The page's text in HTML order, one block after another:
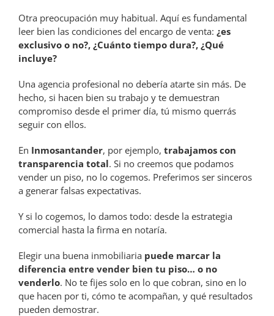
Otra preocupación muy habitual. Aquí es fundamental
leer bien las condiciones del encargo de venta: ¿es
exclusivo o no?, ¿Cuánto tiempo dura?, ¿Qué
incluye?
Una agencia profesional no debería atarte sin más. De
hecho, si hacen bien su trabajo y te demuestran
compromiso desde el primer día, tú mismo querrás
seguir con ellos.
En Inmosantander, por ejemplo, trabajamos con
transparencia total. Si no creemos que podamos
vender un piso, no lo cogemos. Preferimos ser sinceros
a generar falsas expectativas.
Y si lo cogemos, lo damos todo: desde la estrategia
comercial hasta la firma en notaría.
Elegir una buena inmobiliaria puede marcar la
diferencia entre vender bien tu piso… o no
venderlo. No te fijes solo en lo que cobran, sino en lo
que hacen por ti, cómo te acompañan, y qué resultados
pueden demostrar.